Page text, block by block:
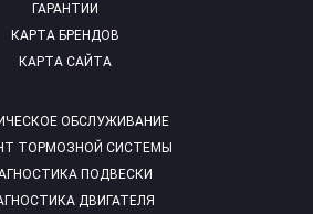
ОБСЛУЖИВАНИЕ
ТОРМОЗНОЙ СИСТЕМЫ
ПОДВЕСКИ
ДВИГАТЕЛЯ
ГАРАНТИИ
КАРТА БРЕНДОВ
КАРТА САЙТА